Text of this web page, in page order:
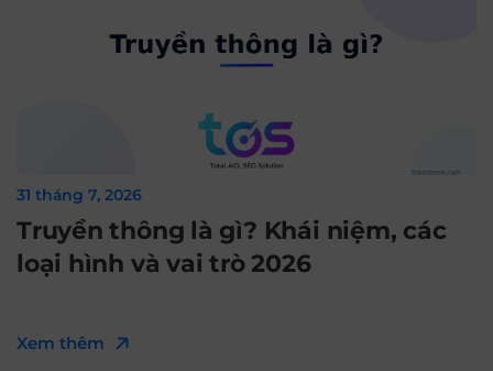
31 tháng 7, 2026
Truyền thông là gì? Khái niệm, các
loại hình và vai trò 2026
Xem thêm